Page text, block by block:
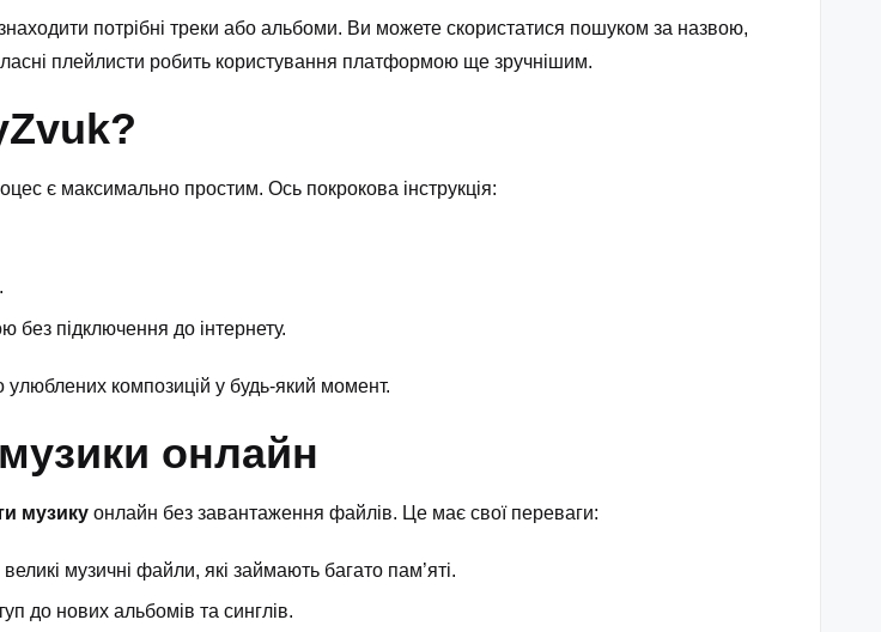
потрібні треки або альбоми. Ви можете скористатися пошуком за назвою,
плейлисти робить користування платформою ще зручнішим.
є максимально простим. Ось покрокова інструкція:
без підключення до інтернету.
композицій у будь-який момент.
онлайн
музику онлайн без завантаження файлів. Це має свої переваги:
музичні файли, які займають багато пам’яті.
до нових альбомів та синглів.